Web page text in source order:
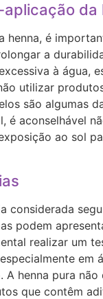
da
henna, é
a
à água,
utilizar
são algumas
é aconselhável
ao sol
considerada
podem
realizar um
em
henna pura não
que contêm